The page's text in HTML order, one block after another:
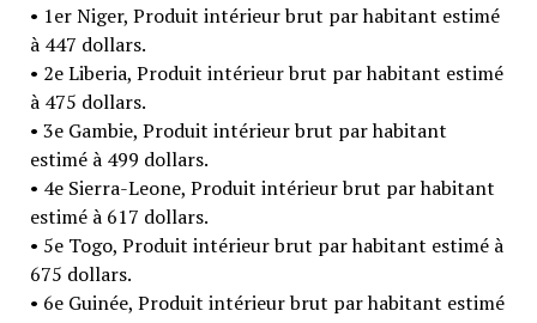
• 1er Niger, Produit intérieur brut par habitant estimé
à 447 dollars.
• 2e Liberia, Produit intérieur brut par habitant estimé
à 475 dollars.
• 3e Gambie, Produit intérieur brut par habitant
estimé à 499 dollars.
• 4e Sierra-Leone, Produit intérieur brut par habitant
estimé à 617 dollars.
• 5e Togo, Produit intérieur brut par habitant estimé à
675 dollars.
• 6e Guinée, Produit intérieur brut par habitant estimé